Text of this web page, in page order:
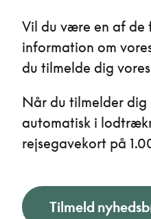
Vil du være en af de
information om
du tilmelde dig
Når du tilmelder
automatisk i
rejsegavekort på
Tilmeld